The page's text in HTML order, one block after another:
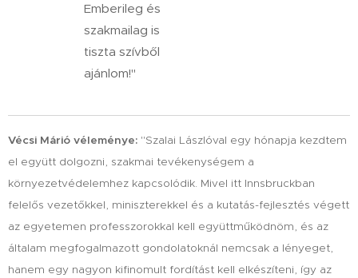
Emberileg és
szakmailag is
tiszta szívből
ajánlom!"
Vécsi Márió véleménye: "Szalai Lászlóval egy hónapja kezdtem
el együtt dolgozni, szakmai tevékenységem a
környezetvédelemhez kapcsolódik. Mivel itt Innsbruckban
felelős vezetőkkel, miniszterekkel és a kutatás-fejlesztés végett
az egyetemen professzorokkal kell együttműködnöm, és az
általam megfogalmazott gondolatoknál nemcsak a lényeget,
hanem egy nagyon kifinomult fordítást kell elkészíteni, így az